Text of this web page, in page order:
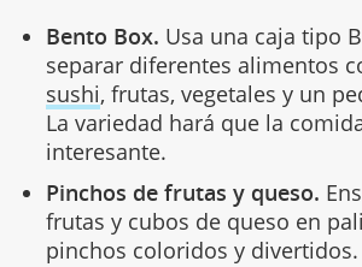
Bento Box. Usa una caja tipo
separar diferentes alimentos
sushi, frutas, vegetales y un
La variedad hará que la
interesante.
Pinchos de frutas y queso.
frutas y cubos de queso en
pinchos coloridos y divertidos.